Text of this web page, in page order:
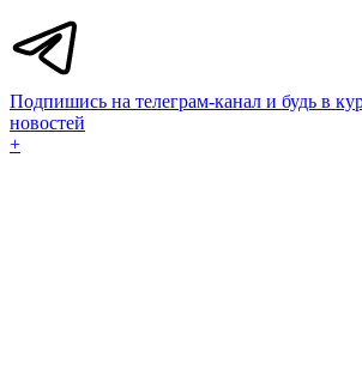
Подпишись на телеграм-канал и будь в
новостей
+